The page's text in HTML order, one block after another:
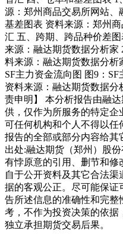
源：郑州商品交易所网站、
基差图表 资料来源：郑州
汇 五、跨期、跨品种价差
来源：融达期货数据分析家
料来源：融达期货数据分析
SF主力资金流向图 图9：
资料来源：融达期货数据分
责申明】 本分析报告由融
供，仅作为所服务的特定
可任何机构和个人不得以
报告的全部或部分内容给其
出处:融达期货（郑州）股
有悖原意的引用、删节和
自于公开资料及其它合法
据的客观公正。尽可能保证
告所述信息的准确性和完整
考，不作为投资决策的依据
独立承担期货交易后果。